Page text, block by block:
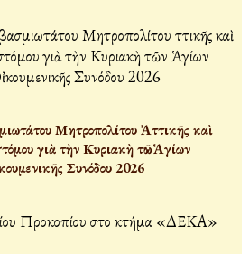
Μητροπολίτου Ἀττικῆς καὶ
γιὰ τὴν Κυριακὴ τῶν Ἁγίων
Συνόδου 2026